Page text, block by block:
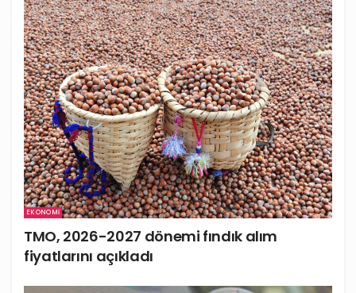
EKONOMI
TMO, 2026-2027 dönemi fındık alım
fiyatlarını açıkladı